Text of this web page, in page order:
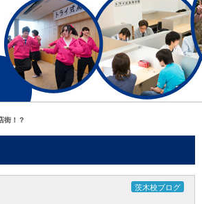
街！？
茨木校ブログ